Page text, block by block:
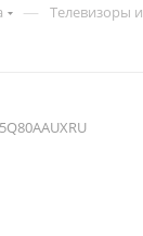
— Телевизоры